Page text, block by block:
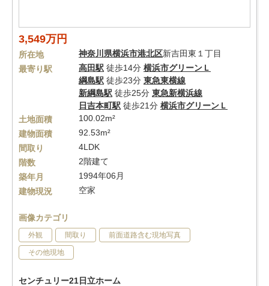
3,549万円
所在地 神奈川県横浜市港北区新吉田東１丁目
最寄り駅
高田駅 徒歩14分 横浜市グリーンＬ
綱島駅 徒歩23分 東急東横線
新綱島駅 徒歩25分 東急新横浜線
日吉本町駅 徒歩21分 横浜市グリーンＬ
土地面積
100.02m²
建物面積
92.53m²
間取り
4LDK
階数
2階建て
築年月
1994年06月
建物現況
空家
画像カテゴリ
外観 間取り 前面道路含む現地写真
その他現地
センチュリー21日立ホーム